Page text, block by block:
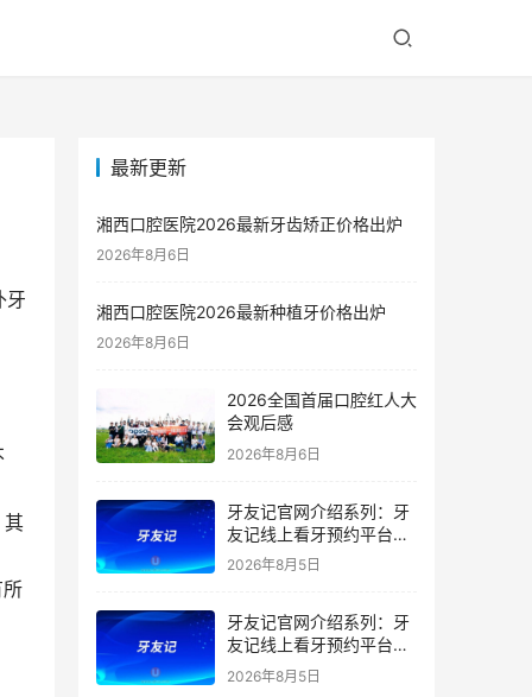
牙
其
最新更新
湘西口腔医院2026最新牙齿矫正价格出炉
2026年8月6日
湘西口腔医院2026最新种植牙价格出炉
2026年8月6日
2026全国首届口腔红人大
会观后感
2026年8月6日
牙友记官网介绍系列：牙
友记线上看牙预约平台是
干什么的？靠谱吗？
2026年8月5日
牙友记官网介绍系列：牙
友记线上看牙预约平台让
看牙不再靠运气
2026年8月5日